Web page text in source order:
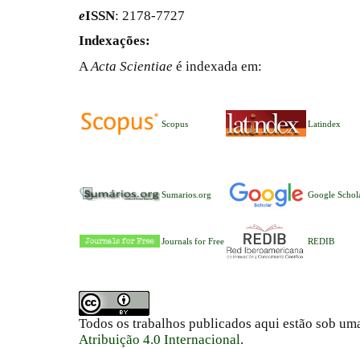
eISSN: 2178-7727
Indexações:
A Acta Scientiae é indexada em:
Scopus Latindex
Sumarios.org Google
Journals for Free REDIB
Todos os trabalhos publicados aqui estão sob
Atribuição 4.0 Internacional.